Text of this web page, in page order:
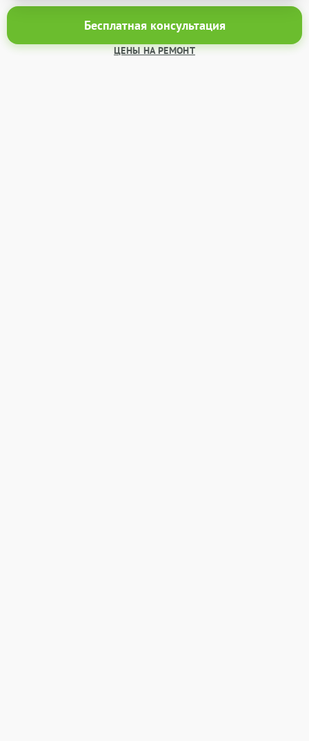
Бесплатная консультация
ЦЕНЫ НА РЕМОНТ